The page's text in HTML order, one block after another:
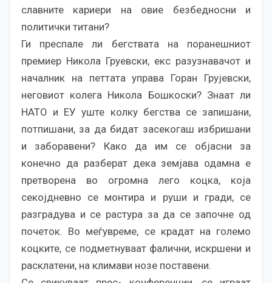
славните кариери на овие безбедносни и
политички титани?
Ги преспале ли бегствата на поранешниот
премиер Никола Груевски, екс разузнавачот и
началник на петтата управа Горан Грујевски,
неговиот колега Никола Бошкоски? Знаат ли
НАТО и ЕУ уште колку бегства се запишани,
потпишани, за да бидат засекогаш избришани
и заборавени? Како да им се објасни за
конечно да разберат дека земјава одамна е
претворена во огромна лего коцка, која
секојдневно се монтира и руши и гради, се
разградува и се растура за да се започне од
почеток. Во меѓувреме, се крадат на големо
коцките, се подметнуваат фалични, искршени и
расклатени, на климави нозе поставени.